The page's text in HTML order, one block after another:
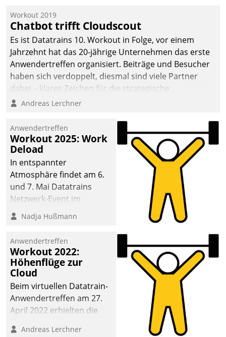
Workout 2019
Chatbot trifft Cloudscout
Es ist Datatrains 10. Workout in Folge, vor einem
Jahrzehnt hat das 20-jährige Unternehmen das erste
Anwendertreffen organisiert. Beiträge und Besucher
haben sich verdoppelt, diesmal sind viele Partner
dabei – klares Zeichen für die strategische
Fokussierung auf den Kunden.
Andreas Lerchner
Anwendertreffen
Workout 2025: Work
Deload
In entspannter
Atmosphäre findet am 6.
und 7. Mai Datatrains
Netzwerk-Event im
Kunden- und Partnerkreis
statt. Zentrale Frage: Wie
Mammutprojekte
meistern und Workloads
wuppen – bei zunehmend
anspruchsvollen
Aufgaben und
abnehmendem
Nadja Hußmann
Anwendertreffen
Workout 2022:
Höhenflüge zur
Cloud
Beim virtuellen Datatrain-
Anwendertreffen am 27.
April 2022 erhielten die
Teilnehmer kurzweilige
Andreas Lerchner